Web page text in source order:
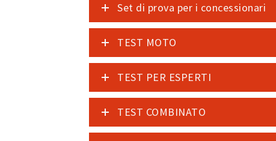
Set di prova per i concessionari
TEST MOTO
TEST PER ESPERTI
TEST COMBINATO